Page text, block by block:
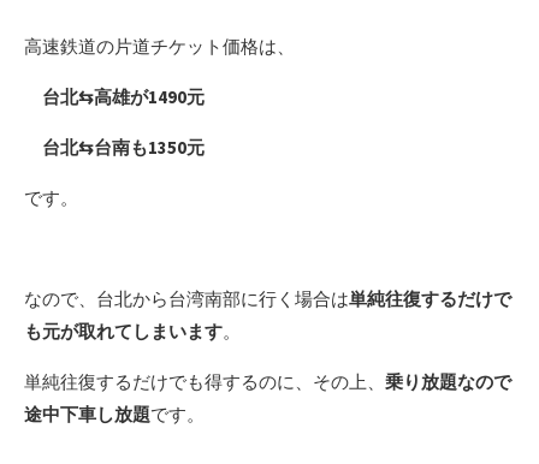
高速鉄道の片道チケット価格は、
台北⇆高雄が1490元
台北⇆台南も1350元
です。
なので、台北から台湾南部に行く場合は単純往復するだけで
も元が取れてしまいます。
単純往復するだけでも得するのに、その上、 乗り放題なので
途中下車し放題です。